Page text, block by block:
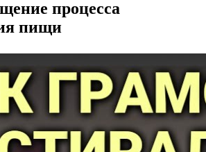
процесса
пищи